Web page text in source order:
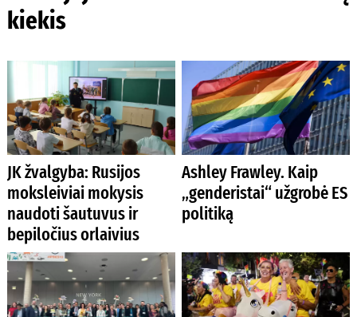
kiekis
JK žvalgyba: Rusijos
moksleiviai mokysis
naudoti šautuvus ir
bepiločius orlaivius
Ashley Frawley. Kaip
„genderistai“ užgrobė ES
politiką